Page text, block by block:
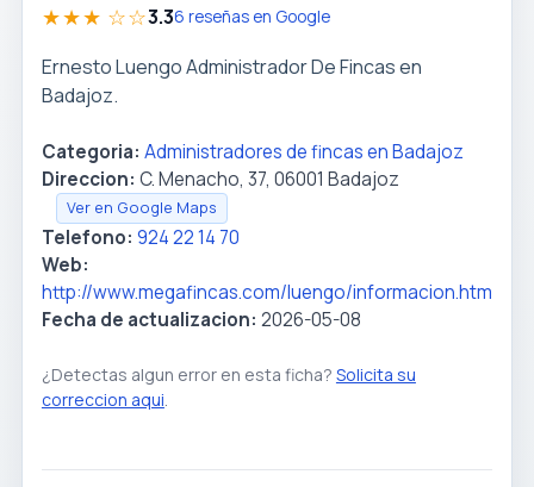
★★★ ☆☆3.36 reseñas en Google
Ernesto Luengo Administrador De Fincas en
Badajoz.
Categoria: Administradores de fincas en Badajoz
Direccion: C. Menacho, 37, 06001 Badajoz
Ver en Google Maps
Telefono: 924 22 14 70
Web:
http://www.megafincas.com/luengo/informacion.htm
Fecha de actualizacion: 2026-05-08
¿Detectas algun error en esta ficha? Solicita su
correccion aqui